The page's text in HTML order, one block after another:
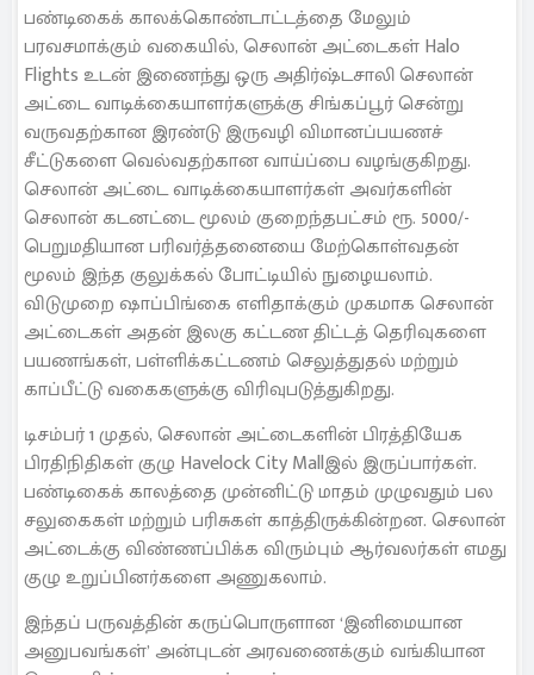
பண்டிகைக் காலக்கொண்டாட்டத்தை மேலும்
பரவசமாக்கும் வகையில், செலான் அட்டைகள் Halo
Flights உடன் இணைந்து ஒரு அதிர்ஷ்டசாலி செலான்
அட்டை வாடிக்கையாளர்களுக்கு சிங்கப்பூர் சென்று
வருவதற்கான இரண்டு இருவழி விமானப்பயணச்
சீட்டுகளை வெல்வதற்கான வாய்ப்பை வழங்குகிறது.
செலான் அட்டை வாடிக்கையாளர்கள் அவர்களின்
செலான் கடனட்டை மூலம் குறைந்தபட்சம் ரூ. 5000/-
பெறுமதியான பரிவர்த்தனையை மேற்கொள்வதன்
மூலம் இந்த குலுக்கல் போட்டியில் நுழையலாம்.
விடுமுறை ஷாப்பிங்கை எளிதாக்கும் முகமாக செலான்
அட்டைகள் அதன் இலகு கட்டண திட்டத் தெரிவுகளை
பயணங்கள், பள்ளிக்கட்டணம் செலுத்துதல் மற்றும்
காப்பீட்டு வகைகளுக்கு விரிவுபடுத்துகிறது.
டிசம்பர் 1 முதல், செலான் அட்டைகளின் பிரத்தியேக
பிரதிநிதிகள் குழு Havelock City Mallஇல் இருப்பார்கள்.
பண்டிகைக் காலத்தை முன்னிட்டு மாதம் முழுவதும் பல
சலுகைகள் மற்றும் பரிசுகள் காத்திருக்கின்றன. செலான்
அட்டைக்கு விண்ணப்பிக்க விரும்பும் ஆர்வலர்கள் எமது
குழு உறுப்பினர்களை அணுகலாம்.
இந்தப் பருவத்தின் கருப்பொருளான ‘இனிமையான
அனுபவங்கள்’ அன்புடன் அரவணைக்கும் வங்கியான